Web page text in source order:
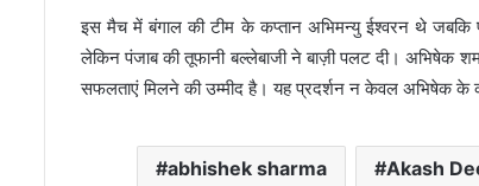
इस मैच में बंगाल की टीम के कप्तान अभिमन्यु ईश्वरन थे जबकि
लेकिन पंजाब की तूफानी बल्लेबाजी ने बाज़ी पलट दी। अभिषेक
सफलताएं मिलने की उम्मीद है। यह प्रदर्शन न केवल अभिषेक के
abhishek sharma Akash